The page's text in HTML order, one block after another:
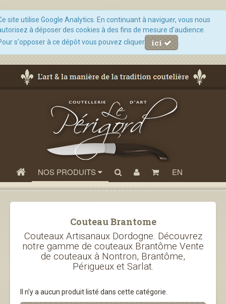
site utilise Google Analytics. En continuant à naviguer, vous nous
à déposer des cookies à des fins de mesure d'audience.
s'opposer à ce dépôt vous pouvez cliquer
ici
NOS PRODUITS EN
Couteau Brantome
Couteaux Artisanaux Dordogne. Découvrez
notre gamme de couteaux Brantôme Vente
de couteaux à Nontron, Brantôme,
Périgueux et Sarlat.
Il n'y a aucun produit listé dans cette catégorie.